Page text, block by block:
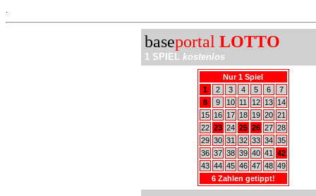
baseportal LOTTO
1 SPIEL kostenlos
Nur 1 Spiel
1
2 3 4 5 6
7
8
9 10 11 12 13
14
15
16 17 18 19 20 21
22 23 24 25 26 27 28
29 30 31 32 33 34 35
36 37 38 39 40 41
42
43 44 45 46 47 48 49
6 Zahlen getippt!